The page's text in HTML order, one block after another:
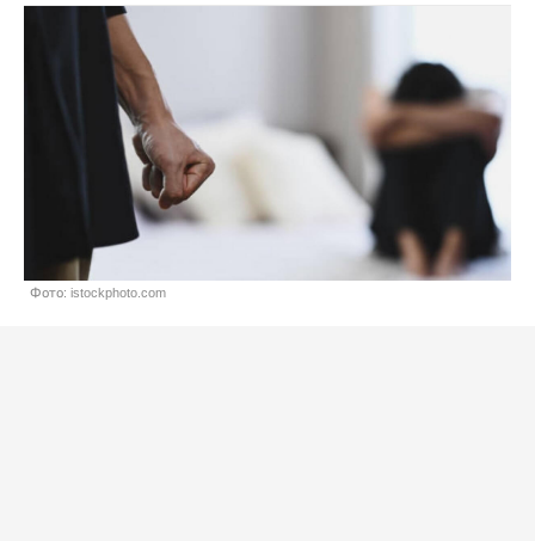
Фото: istockphoto.com